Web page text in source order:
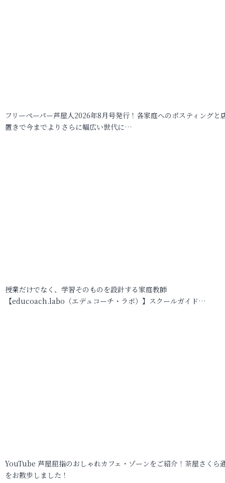
フリーペーパー芦屋人2026年8月号発行！各家庭へのポスティングと
置きで今までよりさらに幅広い世代に…
授業だけでなく、学習そのものを設計する家庭教師
【educoach.labo（エデュコーチ・ラボ）】スクールガイド…
YouTube 芦屋屈指のおしゃれカフェ・ゾーンをご紹介！茶屋さくら
をお散歩しました！